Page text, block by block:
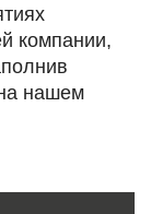
компании,
нашем